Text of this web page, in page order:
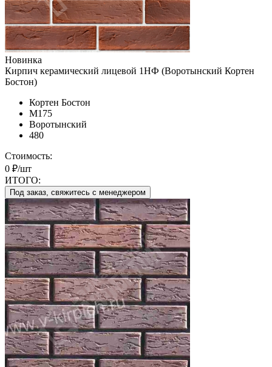
Новинка
Кирпич керамический лицевой 1НФ (Воротынский Кортен
Бостон)
Кортен Бостон
М175
Воротынский
480
Стоимость:
0 ₽/шт
ИТОГО:
Под заказ, свяжитесь с менеджером